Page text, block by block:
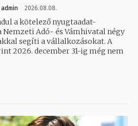
admin 2026.08.08.
a kötelező nyugtaadat-
Nemzeti Adó- és Vámhivatal négy
segíti a vállalkozásokat. A
2026. december 31-ig még nem